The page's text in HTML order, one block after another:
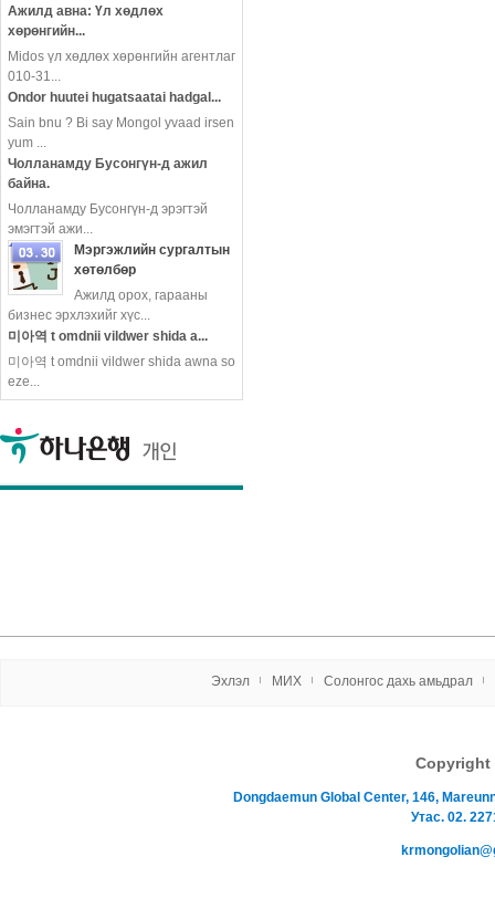
Ажилд авна: Үл хөдлөх
хөрөнгийн...
Midos үл хөдлөх хөрөнгийн агентлаг
010-31...
Ondor huutei hugatsaatai hadgal...
Sain bnu ? Bi say Mongol yvaad irsen
yum ...
Чолланамду Бусонгүн-д ажил
байна.
Чолланамду Бусонгүн-д эрэгтэй
эмэгтэй ажи...
more
Мэргэжлийн сургалтын
хөтөлбөр
Ажилд орох, гарааны
бизнес эрхлэхийг хүс...
미아역 t omdnii vildwer shida a...
미아역 t omdnii vildwer shida awna so
eze...
Эxлэл МИX Солонгос даxь амьдрал
Copyright
Dongdaemun Global Center, 146,
Утас. 02.